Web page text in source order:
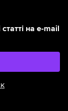
на e-mail